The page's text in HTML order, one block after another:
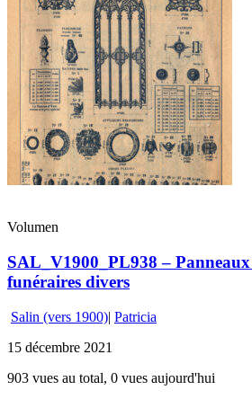
Volumen
SAL_V1900_PL938 –
funéraires divers
Salin (vers 1900)| Patricia
15 décembre 2021
903 vues au total, 0 vues aujourd'hui